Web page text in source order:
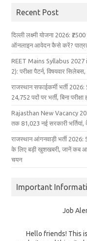
Recent Post
दिल्ली लक्ष्मी योजना 2026:
ऑनलाइन आवेदन कैसे करें?
REET Mains Syllabus
2): परीक्षा पैटर्न, विषयवार
राजस्थान सफाईकर्मी भर्ती
24,752 पदों पर भर्ती, बिना परीक्षा
Rajasthan New Vacancy
तक 81,023 नई सरकारी
राजस्थान आंगनवाड़ी भर्ती 2026:
के लिए बड़ी खुशखबरी, जानें कब
चयन
Important
Job
Hello friends! This